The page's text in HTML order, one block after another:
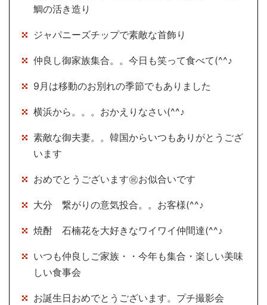
鯛の活き造り
ジャパニーズチップで素敵な首飾り
仲良し御家族集合。。今日も笑って食べて(^^♪
9月は移動のお別れの季節でもありました
横浜から。。。おかえりなさい(^^♪
素敵な御夫妻。。韓国からいつもありがとうござ
います
おめでとうございます㊗お似合いです
大分 繋がりの意気投合。。お客様(^^♪
焼酎 石楠花を大好きなワイワイ仲間達(^^♪
いつも仲良しご家族・・今年も集合・楽しい美味
しい食事会
お誕生日おめでとうございます。プチ撮影会